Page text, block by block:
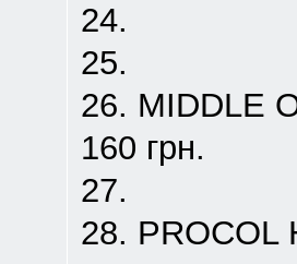
24.
25.
26. MIDDLE
160 грн.
27.
28. PROCOL